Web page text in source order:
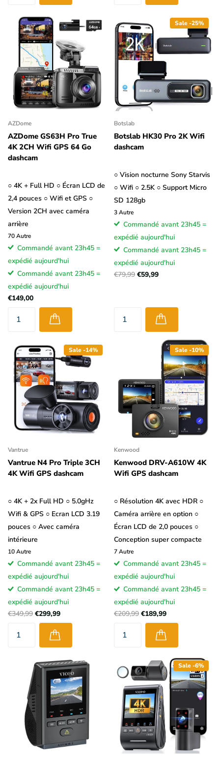
AZDome
AZDome GS63H Pro True
4K 2CH Wifi GPS 64 Go
dashcam
○ 4K + Full HD ○ Écran LCD de
2,4 pouces ○ Wifi et GPS ○
Version 2CH avec caméra
arrière
70Autre
Commandé avant 23h45 =
expédié aujourd'hui
Commandé avant 23h45 =
expédié aujourd'hui
€149,00
Sale -25%
Botslab
Botslab HK30 Pro 2K Wifi
dashcam
○ Vision nocturne Sony Starvis
○ Wifi ○ 2.5K ○ Support Micro
SD 128gb
3Autre
Commandé avant 23h45 =
expédié aujourd'hui
Commandé avant 23h45 =
expédié aujourd'hui
€79,99 €59,99
Sale -14%
Vantrue
Vantrue N4 Pro Triple 3CH
4K Wifi GPS dashcam
○ 4K + 2x Full HD ○ 5.0gHz
Wifi & GPS ○ Ecran LCD 3.19
pouces ○ Avec caméra
intérieure
10Autre
Commandé avant 23h45 =
expédié aujourd'hui
Commandé avant 23h45 =
expédié aujourd'hui
€349,99 €299,99
Sale -10%
Kenwood
Kenwood DRV-A610W 4K
Wifi GPS dashcam
○ Résolution 4K avec HDR ○
Caméra arrière en option ○
Écran LCD de 2,0 pouces ○
Conception super compacte
7Autre
Commandé avant 23h45 =
expédié aujourd'hui
Commandé avant 23h45 =
expédié aujourd'hui
€209,99 €189,99
Sale -6%